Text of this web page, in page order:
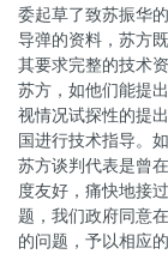
委起草了致苏振华
导弹的资料，苏方
其要求完整的技术
苏方，如他们能提
视情况试探性的提
国进行技术指导。
苏方谈判代表是曾
度友好，痛快地接
题，我们政府同意
的问题，予以相应